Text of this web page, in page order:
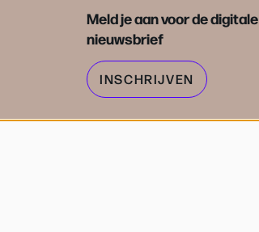
Meld je aan voor de digitale
nieuwsbrief
INSCHRIJVEN